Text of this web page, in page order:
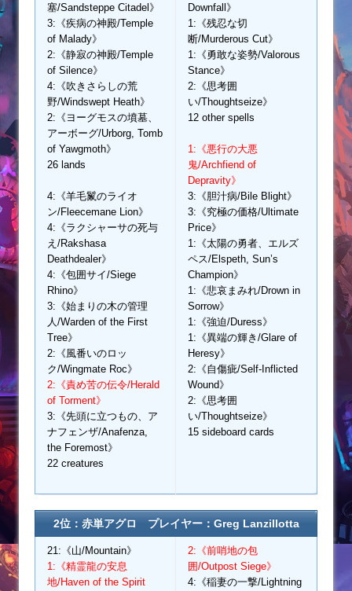
塞/Sandsteppe Citadel》
3:《疾病の神殿/Temple
of Malady》
2:《静寂の神殿/Temple
of Silence》
4:《吹きさらしの荒
野/Windswept Heath》
2:《ヨーグモスの墳墓、
アーボーグ/Urborg, Tomb
of Yawgmoth》
26 lands
4:《羊毛鬣のライオ
ン/Fleecemane Lion》
4:《ラクシャーサの死与
え/Rakshasa
Deathdealer》
4:《包囲サイ/Siege
Rhino》
3:《始まりの木の管理
人/Warden of the First
Tree》
2:《風番いのロッ
ク/Wingmate Roc》
2:《責め苦の伝令/Herald
of Torment》
3:《先頭に立つもの、ア
ナフェンザ/Anafenza,
the Foremost》
22 creatures
Downfall》
1:《残忍な切
断/Murderous Cut》
1:《勇敢な姿勢/Valorous
Stance》
2:《思考囲
い/Thoughtseize》
12 other spells
1:《悪行の大悪
鬼/Archfiend of
Depravity》
3:《胆汁病/Bile Blight》
3:《究極の価格/Ultimate
Price》
1:《太陽の勇者、エルズ
ペス/Elspeth, Sun’s
Champion》
1:《悲哀まみれ/Drown in
Sorrow》
1:《強迫/Duress》
1:《異端の輝き/Glare of
Heresy》
2:《自傷疵/Self-Inflicted
Wound》
2:《思考囲
い/Thoughtseize》
15 sideboard cards
2位：赤単アグロ プレイヤー：Greg Lanzillotta
21:《山/Mountain》
1:《精霊龍の安息
地/Haven of the Spirit
2:《前哨地の包
囲/Outpost Siege》
4:《稲妻の一撃/Lightning